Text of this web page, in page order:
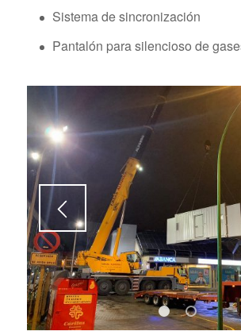
Sistema de sincronización
Pantalón para silencioso de